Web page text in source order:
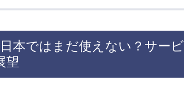
本ではまだ使えない？サービ
望